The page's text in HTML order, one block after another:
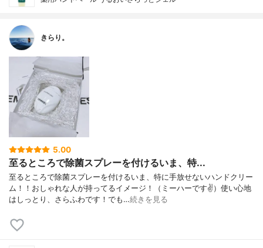
きらり。
5.00
至るところで除菌スプレーを付けるいま、特...
至るところで除菌スプレーを付けるいま、特に手放せないハンドクリー
ム！！おしゃれな人が持ってるイメージ！（ミーハーです✌️）使い心地
はしっとり、さらふわです！でも…続きを見る